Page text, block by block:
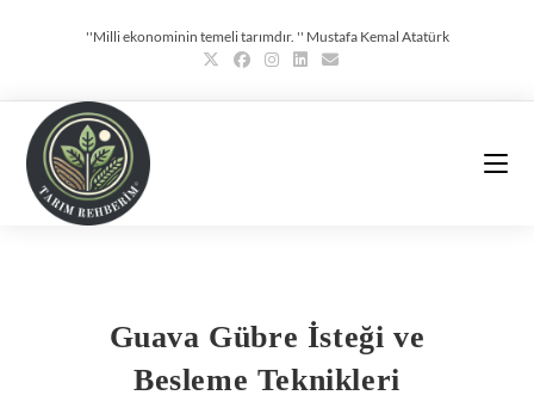
''Milli ekonominin temeli tarımdır. '' Mustafa Kemal Atatürk
Guava Gübre İsteği ve
Besleme Teknikleri